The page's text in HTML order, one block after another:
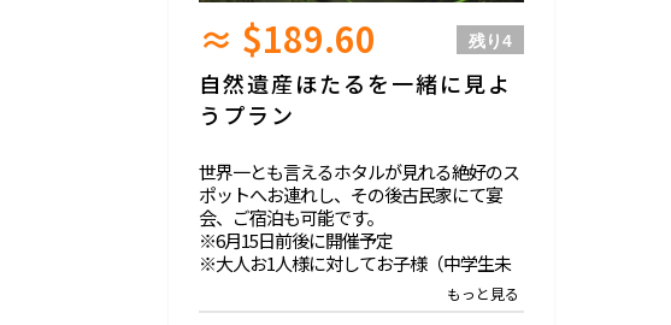
≈ $189.60 残り4
自然遺産ほたるを一緒に見よ
うプラン
世界一とも言えるホタルが見れる絶好のス
ポットへお連れし、その後古民家にて宴
会、ご宿泊も可能です。
※6月15日前後に開催予定
※大人お1人様に対してお子様（中学生未